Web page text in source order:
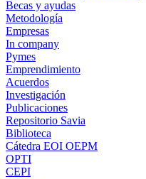
Becas y ayudas
Metodología
Empresas
In company
Pymes
Emprendimiento
Acuerdos
Investigación
Publicaciones
Repositorio Savia
Biblioteca
Cátedra EOI OEPM
OPTI
CEPI